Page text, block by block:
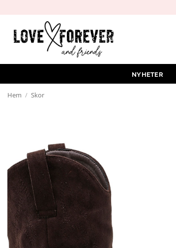
innehåll
NYHETER
Hem / Skor